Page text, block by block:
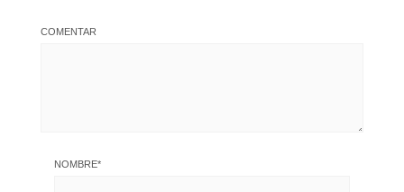
COMENTAR
NOMBRE*